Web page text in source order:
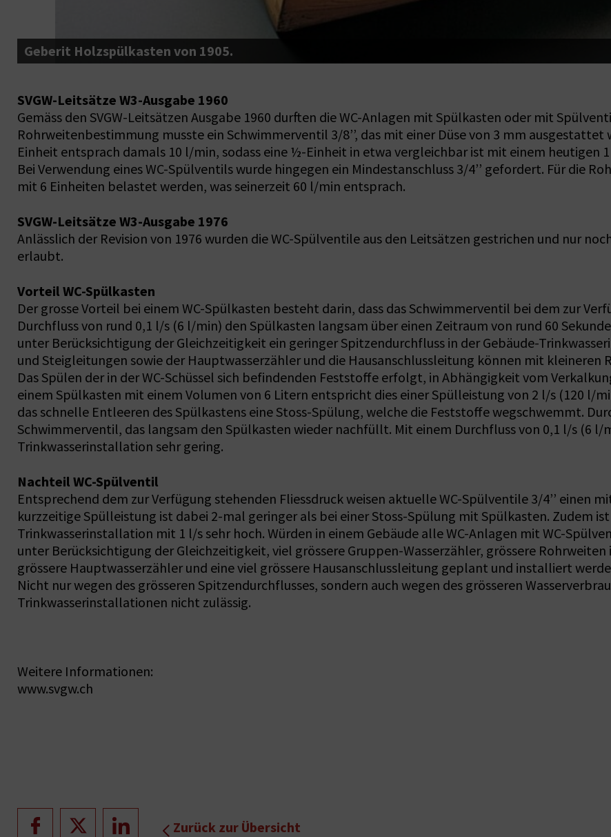
Geberit Holzspülkasten von 1905.
SVGW-Leitsätze W3-Ausgabe 1960
Gemäss den SVGW-Leitsätzen Ausgabe 1960 durften die WC-Anlagen mit Spülkasten oder mit
Rohrweitenbestimmung musste ein Schwimmerventil 3/8’’, das mit einer Düse von 3 mm
Einheit entsprach damals 10 l/min, sodass eine ½-Einheit in etwa vergleichbar ist mit einem heutigen
Bei Verwendung eines WC-Spülventils wurde hingegen ein Mindestanschluss 3/4’’ gefordert. Für die
mit 6 Einheiten belastet werden, was seinerzeit 60 l/min entsprach.
SVGW-Leitsätze W3-Ausgabe 1976
Anlässlich der Revision von 1976 wurden die WC-Spülventile aus den Leitsätzen gestrichen und nur
erlaubt.
Vorteil WC-Spülkasten
Der grosse Vorteil bei einem WC-Spülkasten besteht darin, dass das Schwimmerventil bei dem zur
Durchfluss von rund 0,1 l/s (6 l/min) den Spülkasten langsam über einen Zeitraum von rund 60
unter Berücksichtigung der Gleichzeitigkeit ein geringer Spitzendurchfluss in der Gebäude-
und Steigleitungen sowie der Hauptwasserzähler und die Hausanschlussleitung können mit kleineren
Das Spülen der in der WC-Schüssel sich befindenden Feststoffe erfolgt, in Abhängigkeit vom
einem Spülkasten mit einem Volumen von 6 Litern entspricht dies einer Spülleistung von 2 l/s (120 l/
das schnelle Entleeren des Spülkastens eine Stoss-Spülung, welche die Feststoffe wegschwemmt.
Schwimmerventil, das langsam den Spülkasten wieder nachfüllt. Mit einem Durchfluss von 0,1 l/s (6 l/
Trinkwasserinstallation sehr gering.
Nachteil WC-Spülventil
Entsprechend dem zur Verfügung stehenden Fliessdruck weisen aktuelle WC-Spülventile 3/4’’ einen
kurzzeitige Spülleistung ist dabei 2-mal geringer als bei einer Stoss-Spülung mit Spülkasten. Zudem
Trinkwasserinstallation mit 1 l/s sehr hoch. Würden in einem Gebäude alle WC-Anlagen mit WC-
unter Berücksichtigung der Gleichzeitigkeit, viel grössere Gruppen-Wasserzähler, grössere
grössere Hauptwasserzähler und eine viel grössere Hausanschlussleitung geplant und installiert
Nicht nur wegen des grösseren Spitzendurchflusses, sondern auch wegen des grösseren
Trinkwasserinstallationen nicht zulässig.
Weitere Informationen:
www.svgw.ch
Zurück zur Übersicht